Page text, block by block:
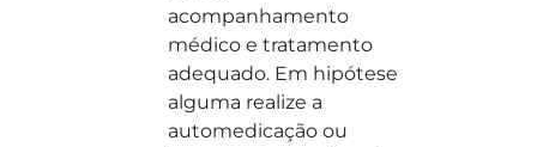
acompanhamento
médico e tratamento
adequado. Em hipótese
alguma realize a
automedicação ou